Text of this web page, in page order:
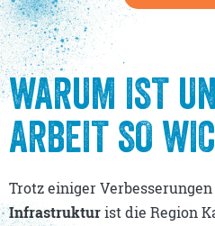
WARUM IST
ARBEIT SO
Trotz einiger
Infrastrukturist die Region